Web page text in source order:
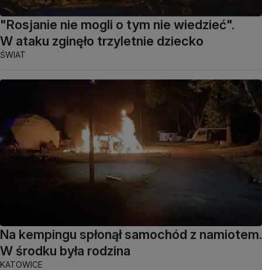
"Rosjanie nie mogli o tym nie wiedzieć".
W ataku zginęło trzyletnie dziecko
ŚWIAT
Na kempingu spłonął samochód z namiotem.
W środku była rodzina
KATOWICE